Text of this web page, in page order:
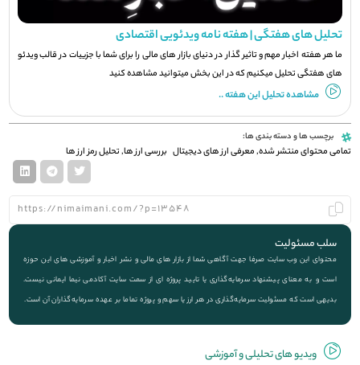
تحلیل های هفتگی | هفته نامه ویدئویی اقتصادی
ما هر هفته اخبار مهم و تاثیر گذار در دنیای بازار های مالی را برای شما با جزيیات در قالب ویدئو
های هفتگی تحلیل میکنیم که در این بخش میتوانید مشاهده کنید
مشاهده تحلیل این هفته ..
برچسب ها و دسته بندی ها:
تمامی محتوای منتشر شده,معرفی ارز های دیجیتال بررسی ارز ها,تحلیل رمز ارز ها
سلب مسئولیت
محتوای این وب سایت صرفا جهت آگاهی شما از بازار های مالی و نشر اخبار و آموزشی های این حوزه
است و به معنای پیشنهاد سرمایه‌گذاری یا تایید پروژه ای از سمت سایت آکادمی نیما ایمانی نیست.
بدیهی است که مسئولیت سرمایه‌گذاری در هر ارز یا سهم و پروژه تماما بر عهده سرمایه‌گذاران آن است.
ویديو های تحلیلی و آموزشی